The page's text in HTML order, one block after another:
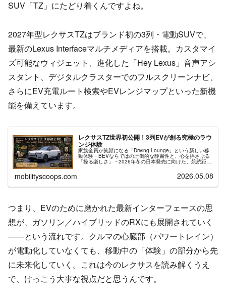
SUV「TZ」にたどり着くんですよね。
2027年型レクサスTZはブランド初の3列・電動SUVで、
最新のLexus Interfaceマルチメディアを搭載。カスタマイ
ズ可能なウィジェット、進化した「Hey Lexus」音声アシ
スタント、デジタルクラスターでのフルスクリーンナビ、
さらにEV充電ルート検索やEVレンジマップといった新機
能を備えています。
レクサスTZ世界初公開！3列EVが創る究極のラウ
ンジ体験
家族全員が笑顔になる「Driving Lounge」という新しい移
動体験・BEVならではの圧倒的な静粛性と、心を揺さぶる
「操る楽しさ」・2026年冬の日本発売に向けた、航続距離
とサステナブルな先進性
mobilityscoops.com 2026.05.08
つまり、EVのために磨かれた最新インターフェースの思
想が、ガソリン／ハイブリッドのRXにも展開されていく
——という流れです。クルマの心臓部（パワートレイン）
が電動化していなくても、移動中の「体験」の部分から先
に未来化していく。これは今のレクサスを読み解くうえ
で、けっこう大事な視点だと思うんです。